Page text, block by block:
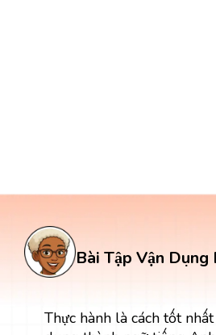
Bài Tập Vận Dụng
Thực hành là cách tốt